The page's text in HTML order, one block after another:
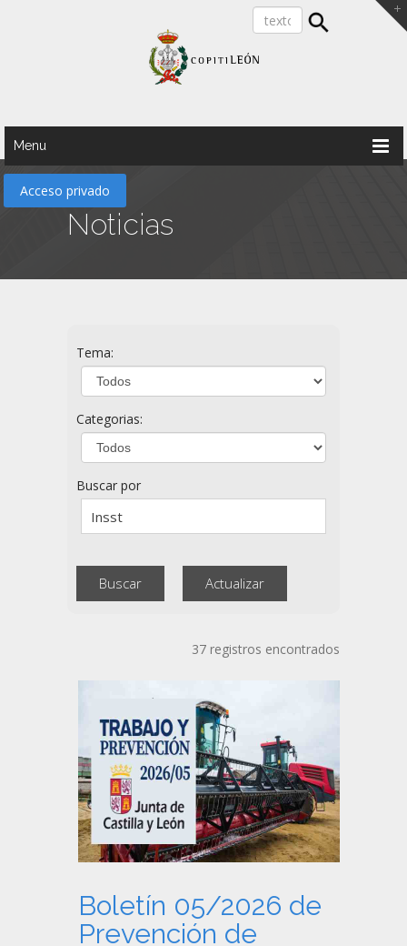
Menu
Acceso privado
Noticias
Tema:
Categorias:
Buscar por
37 registros encontrados
Boletín 05/2026 de
Prevención de